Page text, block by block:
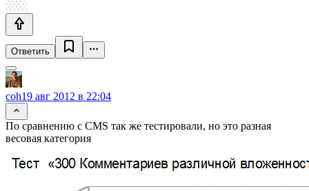
Ответить
coh19 авг 2012 в 22:04
По сравнению с CMS так же тестировали, но это разная
весовая категория